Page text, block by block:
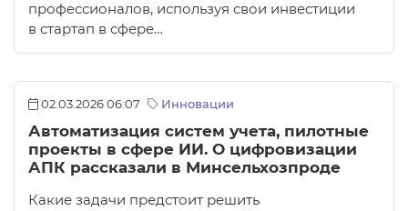
профессионалов, используя свои инвестиции
в стартап в сфере…
02.03.2026 06:07 Инновации
Автоматизация систем учета, пилотные
проекты в сфере ИИ. О цифровизации
АПК рассказали в Минсельхозпроде
Какие задачи предстоит решить